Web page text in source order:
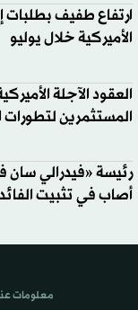
ارتفاع طفيف بطلبات
الأميركية خلال يوليو
العقود الآجلة
المستثمرين
رئيسة «فيدرالي
أصاب في تثبيت
معلومات